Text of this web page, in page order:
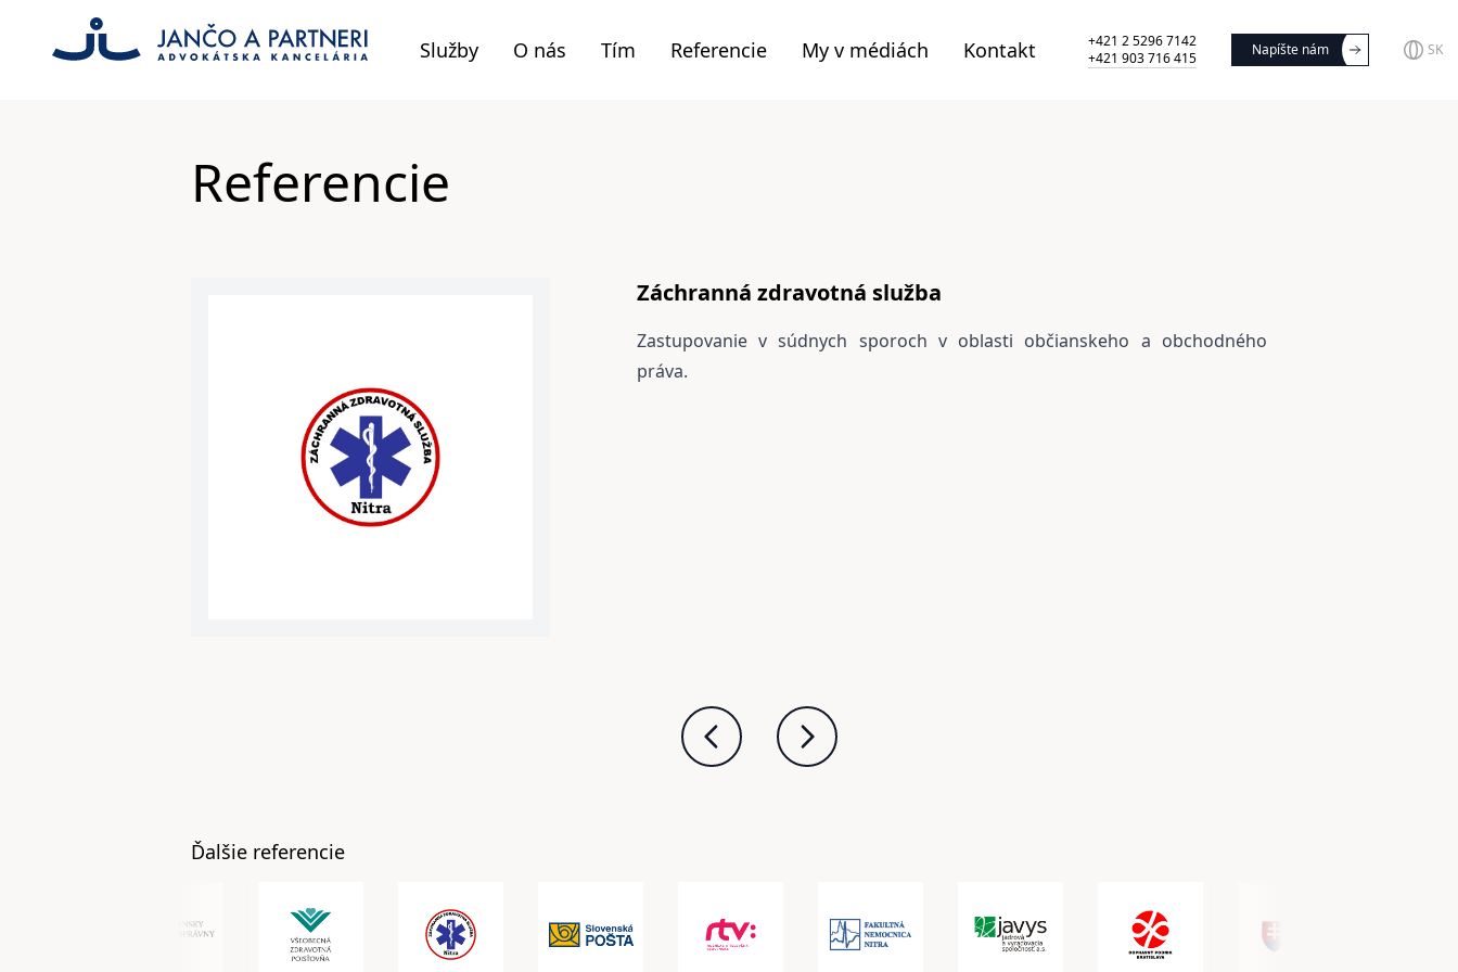
Služby O nás Tím Referencie My v médiách Kontakt SK
+421 2 5296 7142
+421 903 716 415
Napíšte nám
Referencie
Záchranná zdravotná služba
Zastupovanie v súdnych sporoch v oblasti občianskeho a obchodného
práva.
Ďalšie referencie